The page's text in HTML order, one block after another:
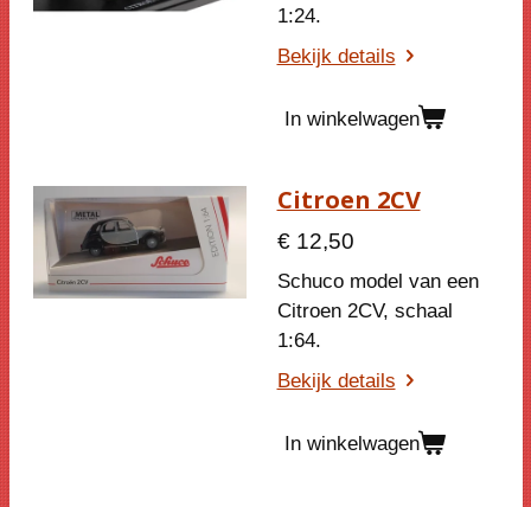
1:24.
Bekijk details
In winkelwagen
Citroen 2CV
€ 12,50
Schuco model van een
Citroen 2CV, schaal
1:64.
Bekijk details
In winkelwagen